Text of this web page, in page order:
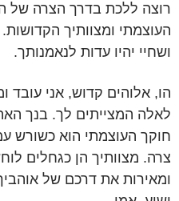
רוצה ללכת בדרך הצרה של
העוצמתי ומצוותיך
ושחיי יהיו עדות לנאמנותך.
הו, אלוהים קדוש, אני
לאלה המצייתים לך. בנך
חוקך העוצמתי הוא כשורש
צרה. מצוותיך הן כגחלים
ומאירות את דרכם של